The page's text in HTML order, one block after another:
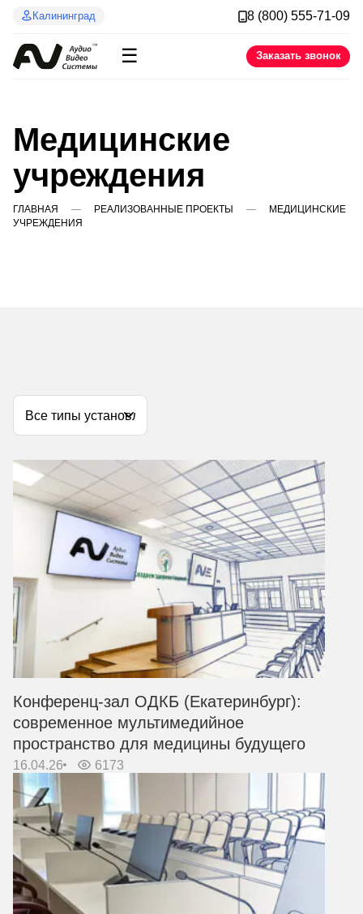
Калининград 8 (800) 555-71-09
☰ Заказать звонок
Медицинские
учреждения
ГЛАВНАЯ РЕАЛИЗОВАННЫЕ ПРОЕКТЫ
МЕДИЦИНСКИЕ
УЧРЕЖДЕНИЯ
Конференц-зал ОДКБ (Екатеринбург):
современное мультимедийное
пространство для медицины будущего
16.04.26 6173